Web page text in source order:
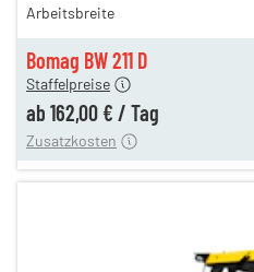
Bomag BW 211 D
195,00 €
Staffelpreise
ab 162,00 € / Tag
12,00 €
Zusatzkosten
Arbeitsbreite